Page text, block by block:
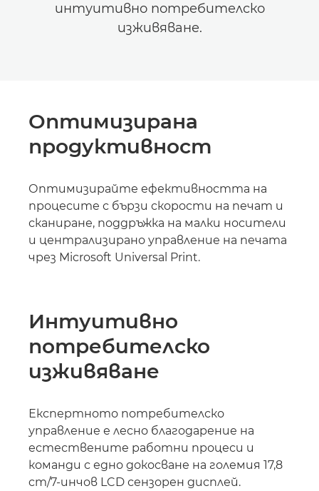
интуитивно потребителско
изживяване.
Оптимизирана
продуктивност
Оптимизирайте ефективността на
процесите с бързи скорости на печат и
сканиране, поддръжка на малки носители
и централизирано управление на печата
чрез Microsoft Universal Print.
Интуитивно
потребителско
изживяване
Експертното потребителско
управление е лесно благодарение на
естествените работни процеси и
команди с едно докосване на големия 17,8
cm/7-инчов LCD сензорен дисплей.